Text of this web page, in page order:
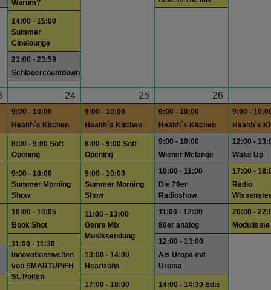
Warum?
14:00 - 15:00
Summer
Cinelounge
21:00 - 23:59
Schlagercountdown
24
9:00 - 10:00
Health´s Kitchen
8:00 - 9:00 Soft
Opening
9:00 - 10:00
Summer Morning
Show
10:00 - 10:05
Book Shot
11:00 - 11:30
Innovationswelten
von SMARTUP/FH
St. Pölten
25
9:00 - 10:00
Health´s Kitchen
8:00 - 9:00 Soft
Opening
9:00 - 10:00
Summer Morning
Show
11:00 - 13:00
Genre Mix
Musiksendung
13:00 - 14:00
Hearizons
17:00 - 18:00
26
9:00 - 10:00
Health´s Kitchen
9:00 - 10:00
Wiener Melange
10:00 - 11:00
Die 70er
Radioshow
11:00 - 12:00
80er analog
12:00 - 13:00
Als Uropa mit
Uroma
14:00 - 14:30 Edis
9:00 -
Health´s
12:00 -
Wake Up
17:00 -
Radio
20:00 -
Modulisme